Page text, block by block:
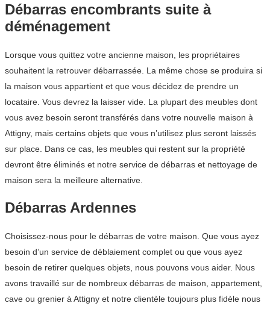
Débarras encombrants suite à
déménagement
Lorsque vous quittez votre ancienne maison, les propriétaires
souhaitent la retrouver débarrassée. La même chose se produira si
la maison vous appartient et que vous décidez de prendre un
locataire. Vous devrez la laisser vide. La plupart des meubles dont
vous avez besoin seront transférés dans votre nouvelle maison à
Attigny, mais certains objets que vous n’utilisez plus seront laissés
sur place. Dans ce cas, les meubles qui restent sur la propriété
devront être éliminés et notre service de débarras et nettoyage de
maison sera la meilleure alternative.
Débarras Ardennes
Choisissez-nous pour le débarras de votre maison. Que vous ayez
besoin d’un service de déblaiement complet ou que vous ayez
besoin de retirer quelques objets, nous pouvons vous aider. Nous
avons travaillé sur de nombreux débarras de maison, appartement,
cave ou grenier à Attigny et notre clientèle toujours plus fidèle nous